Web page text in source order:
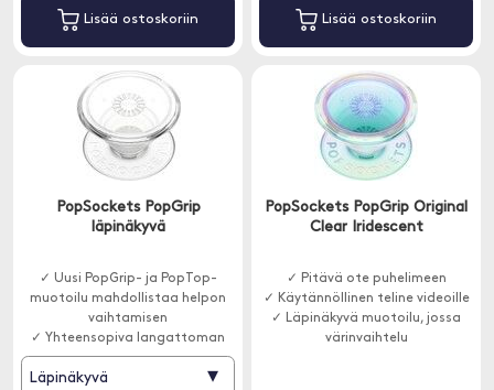
Lisää ostoskoriin Lisää ostoskoriin
PopSockets PopGrip
läpinäkyvä
✓ Uusi PopGrip- ja PopTop-
muotoilu mahdollistaa helpon
vaihtamisen
✓ Yhteensopiva langattoman
latauksen kanssa
Läpinäkyvä ▾
PopSockets PopGrip Original
Clear Iridescent
✓ Pitävä ote puhelimeen
✓ Käytännöllinen teline videoille
✓ Läpinäkyvä muotoilu, jossa
värinvaihtelu